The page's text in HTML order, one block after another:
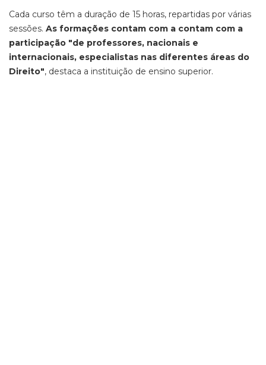
Cada curso têm a duração de 15 horas, repartidas por várias
sessões. As formações contam com a contam com a
participação "de professores, nacionais e
internacionais, especialistas nas diferentes áreas do
Direito", destaca a instituição de ensino superior.